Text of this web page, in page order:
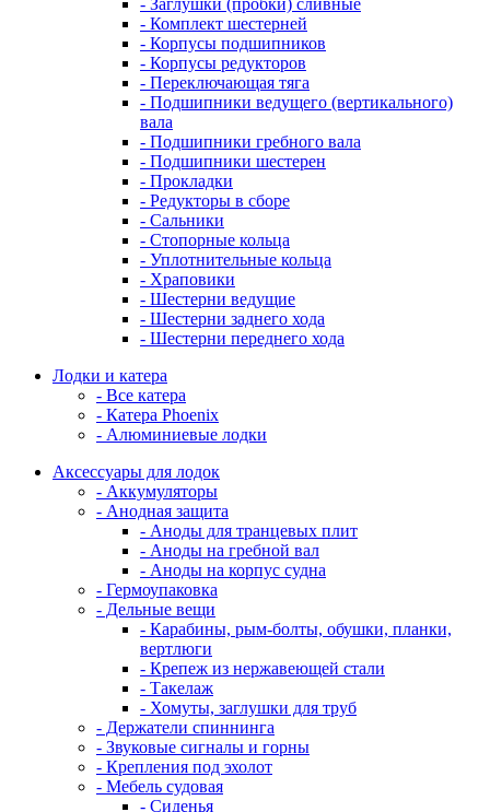
- Комплект шестерней
- Корпусы подшипников
- Корпусы редукторов
- Переключающая тяга
- Подшипники ведущего (вертикального)
вала
- Подшипники гребного вала
- Подшипники шестерен
- Прокладки
- Редукторы в сборе
- Сальники
- Стопорные кольца
- Уплотнительные кольца
- Храповики
- Шестерни ведущие
- Шестерни заднего хода
- Шестерни переднего хода
Лодки и катера
- Все катера
- Катера Phoenix
- Алюминиевые лодки
Аксессуары для лодок
- Аккумуляторы
- Анодная защита
- Аноды для транцевых плит
- Аноды на гребной вал
- Аноды на корпус судна
- Гермоупаковка
- Дельные вещи
- Карабины, рым-болты, обушки, планки,
вертлюги
- Крепеж из нержавеющей стали
- Такелаж
- Хомуты, заглушки для труб
- Держатели спиннинга
- Звуковые сигналы и горны
- Крепления под эхолот
- Мебель судовая
- Сиденья